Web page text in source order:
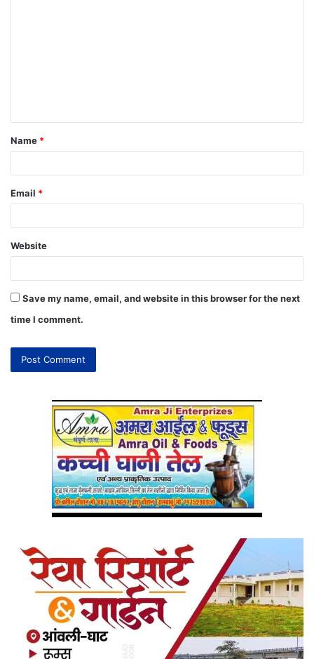
Name *
Email *
Website
Save my name, email, and website in this browser for the next
time I comment.